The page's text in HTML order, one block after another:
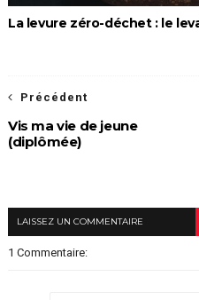
La levure zéro-déchet : le
Précédent
Vis ma vie de jeune
(diplômée)
LAISSEZ UN COMMENTAIRE
1 Commentaire: